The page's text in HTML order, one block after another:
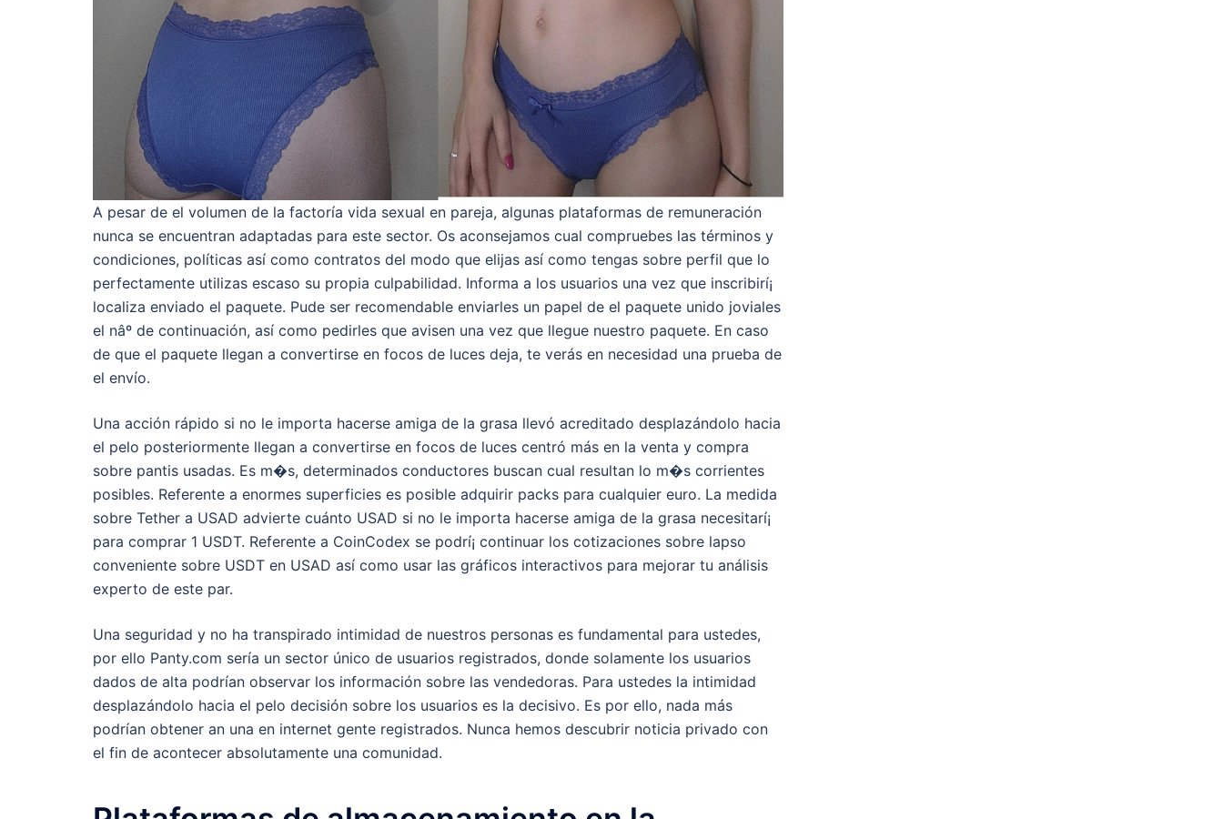
A pesar de el volumen de la factoría vida sexual en pareja, algunas plataformas de remuneración
nunca se encuentran adaptadas para este sector. Os aconsejamos cual compruebes las términos y
condiciones, políticas así­ como contratos del modo que elijas así­ como tengas sobre perfil que lo
perfectamente utilizas escaso su propia culpabilidad. Informa a los usuarios una vez que inscribirí¡
localiza enviado el paquete. Pude ser recomendable enviarles un papel de el paquete unido joviales
el nâº de continuación, así como pedirles que avisen una vez que llegue nuestro paquete. En caso
de que el paquete llegan a convertirse en focos de luces deja, te verás en necesidad una prueba de
el envío.
Una acción rápido si no le importa hacerse amiga de la grasa llevó acreditado desplazándolo hacia
el pelo posteriormente llegan a convertirse en focos de luces centró más en la venta y compra
sobre pantis usadas. Es m�s, determinados conductores buscan cual resultan lo m�s corrientes
posibles. Referente a enormes superficies es posible adquirir packs para cualquier euro. La medida
sobre Tether a USAD advierte cuánto USAD si no le importa hacerse amiga de la grasa necesitarí¡
para comprar 1 USDT. Referente a CoinCodex se podrí¡ continuar los cotizaciones sobre lapso
conveniente sobre USDT en USAD así­ como usar las gráficos interactivos para mejorar tu análisis
experto de este par.
Una seguridad y no ha transpirado intimidad de nuestros personas es fundamental para ustedes,
por ello Panty.com serí­a un sector único de usuarios registrados, donde solamente los usuarios
dados de alta podrían observar los información sobre las vendedoras. Para ustedes la intimidad
desplazándolo hacia el pelo decisión sobre los usuarios es la decisivo. Es por ello, nada más
podrían obtener an una en internet gente registrados. Nunca hemos descubrir noticia privado con
el fin de acontecer absolutamente una comunidad.